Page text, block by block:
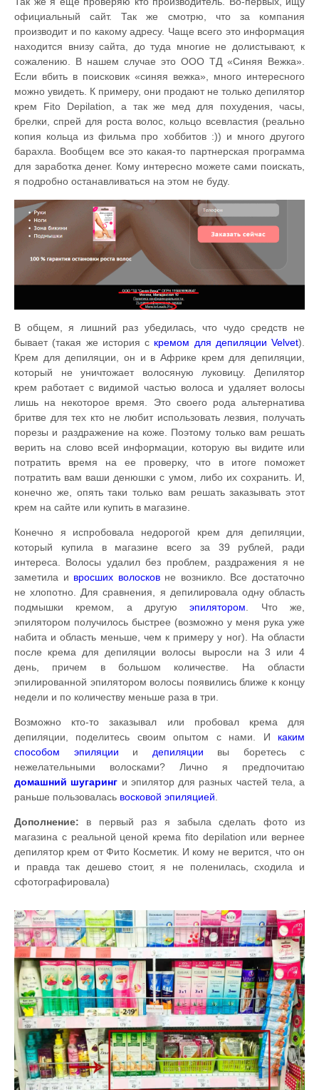
официальный сайт. Так же смотрю, что за компания
производит и по какому адресу. Чаще всего это информация
находится внизу сайта, до туда многие не долистывают, к
сожалению. В нашем случае это ООО ТД «Синяя Вежка».
Если вбить в поисковик «синяя вежка», много интересного
можно увидеть. К примеру, они продают не только депилятор
крем Fito Depilation, а так же мед для похудения, часы,
брелки, спрей для роста волос, кольцо всевластия (реально
копия кольца из фильма про хоббитов :)) и много другого
барахла. Вообщем все это какая-то партнерская программа
для заработка денег. Кому интересно можете сами поискать,
я подробно останавливаться на этом не буду.
В общем, я лишний раз убедилась, что чудо средств не
бывает (такая же история с кремом для депиляции Velvet).
Крем для депиляции, он и в Африке крем для депиляции,
который не уничтожает волосяную луковицу. Депилятор
крем работает с видимой частью волоса и удаляет волосы
лишь на некоторое время. Это своего рода альтернатива
бритве для тех кто не любит использовать лезвия, получать
порезы и раздражение на коже. Поэтому только вам решать
верить на слово всей информации, которую вы видите или
потратить время на ее проверку, что в итоге поможет
потратить вам ваши денюшки с умом, либо их сохранить. И,
конечно же, опять таки только вам решать заказывать этот
крем на сайте или купить в магазине.
Конечно я испробовала недорогой крем для депиляции,
который купила в магазине всего за 39 рублей, ради
интереса. Волосы удалил без проблем, раздражения я не
заметила и вросших волосковне возникло. Все достаточно
не хлопотно. Для сравнения, я депилировала одну область
подмышки кремом, а другуюэпилятором. Что же,
эпилятором получилось быстрее (возможно у меня рука уже
набита и область меньше, чем к примеру у ног). На области
после крема для депиляции волосы выросли на 3 или 4
день, причем в большом количестве. На области
эпилированной эпилятором волосы появились ближе к концу
недели и по количеству меньше раза в три.
Возможно кто-то заказывал или пробовал крема для
депиляции, поделитесь своим опытом с нами. И каким
способом эпиляции и депиляции вы боретесь с
нежелательными волосками? Лично я предпочитаю
домашний шугаринг и эпилятор для разных частей тела, а
раньше пользовалась восковой эпиляцией.
Дополнение: в первый раз я забыла сделать фото из
магазина с реальной ценой крема fito depilation или вернее
депилятор крем от Фито Косметик. И кому не верится, что он
и правда так дешево стоит, я не поленилась, сходила и
сфотографировала)